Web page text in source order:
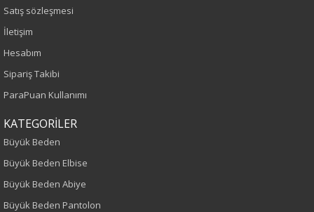
Sezon
İlkbahar-Yaz
Yaş Grubu
Kalıp
Büyük Beden
Boy
Satış sözleşmesi
İletişim
Hesabım
Sipariş Takibi
ParaPuan Kullanımı
KATEGORİLER
Büyük Beden
Büyük Beden Elbise
Büyük Beden Abiye
Büyük Beden Pantolon